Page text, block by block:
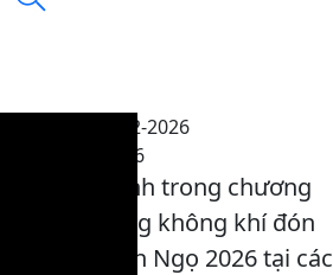
Thời sự trưa 19-2-2026
12:41, 19/02/2026
Nội dung chính trong chương
trình: Rộn ràng không khí đón
xuân mới Bính Ngọ 2026 tại các